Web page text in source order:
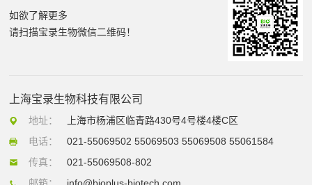
如欲了解更多
请扫描宝录生物微信二维码！
上海宝录生物科技有限公司
地址：
上海市杨浦区临青路430号4号楼4楼C区
电话：
021-55069502 55069503 55069508 55061584
传真：
021-55069508-802